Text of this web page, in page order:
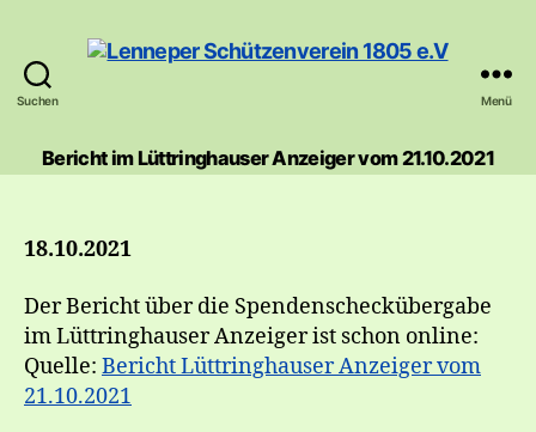
Suchen
Schützenverein
1805
Menü
Bericht im Lüttringhauser Anzeiger vom 21.10.2021
18.10.2021
Der Bericht über die Spendenscheckübergabe
im Lüttringhauser Anzeiger ist schon online:
Quelle: Bericht Lüttringhauser Anzeiger vom
21.10.2021